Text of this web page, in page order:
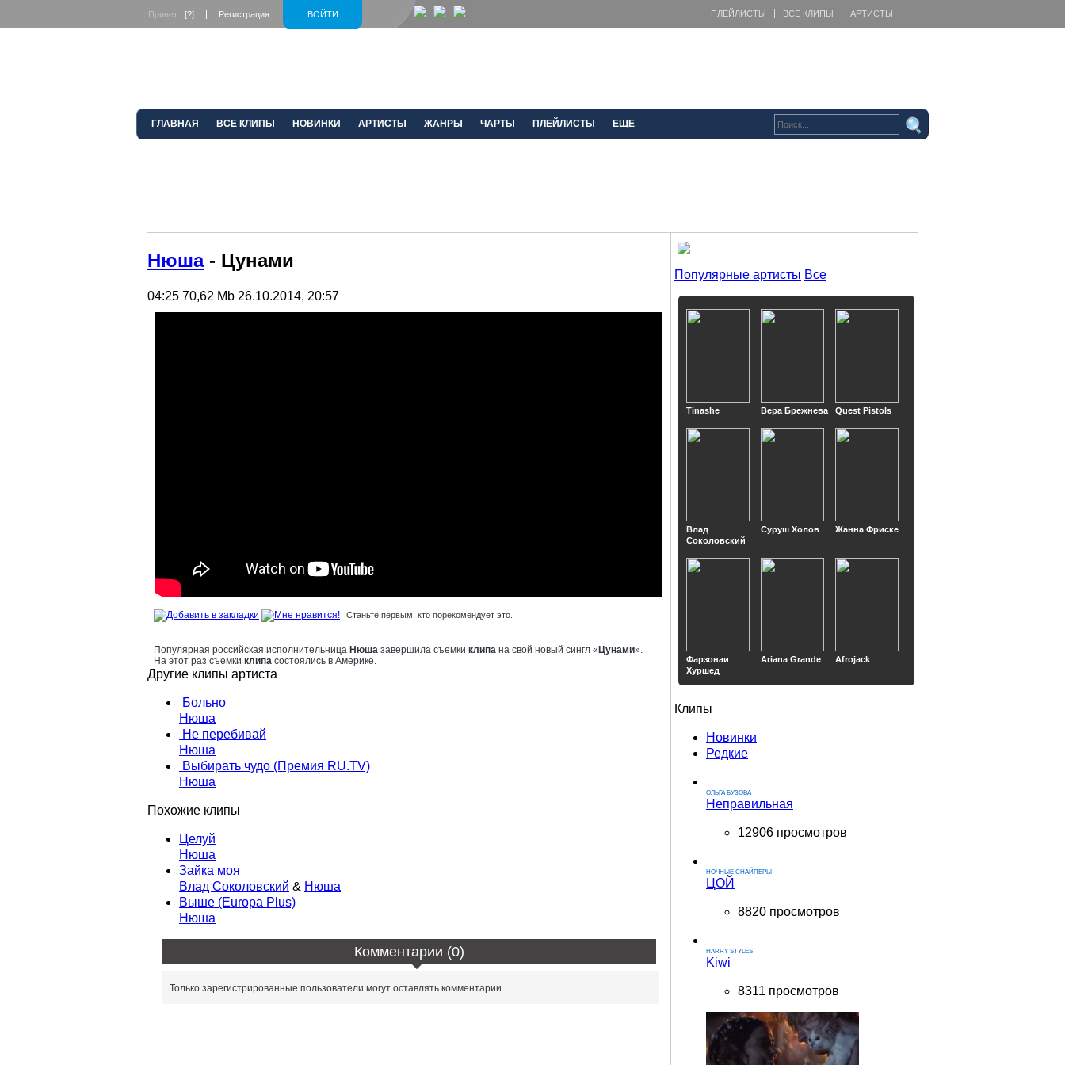
ВОЙТИ
Привет [?] Регистрация ПЛЕЙЛИСТЫ ВСЕ КЛИПЫ АРТИСТЫ
ГЛАВНАЯ ВСЕ КЛИПЫ НОВИНКИ АРТИСТЫ ЖАНРЫ ЧАРТЫ ПЛЕЙЛИСТЫ ЕЩЕ
Нюша- Цунами
04:25 70,62 Mb 26.10.2014, 20:57
Популярные артисты Все
Tinashe Вера Брежнева Quest Pistols
Влад
Соколовский
Суруш Холов Жанна Фриске
Фарзонаи
Хуршед
Ariana Grande Afrojack
Клипы
Новинки
Редкие
ОЛЬГА БУЗОВА
Неправильная
12906 просмотров
НОЧНЫЕ СНАЙПЕРЫ
ЦОЙ
8820 просмотров
HARRY STYLES
Kiwi
8311 просмотров
Станьте первым, кто порекомендует это.
Популярная российская исполнительница Нюша завершила съемки клипа на свой новый сингл «Цунами».
На этот раз съемки клипа состоялись в Америке.
Другие клипы артиста
Больно
Нюша
Не перебивай
Нюша
Выбирать чудо (Премия RU.TV)
Нюша
Похожие клипы
Целуй
Нюша
Зайка моя
Влад Соколовский & Нюша
Выше (Europa Plus)
Нюша
Комментарии (0)
Только зарегистрированные пользователи могут оставлять комментарии.